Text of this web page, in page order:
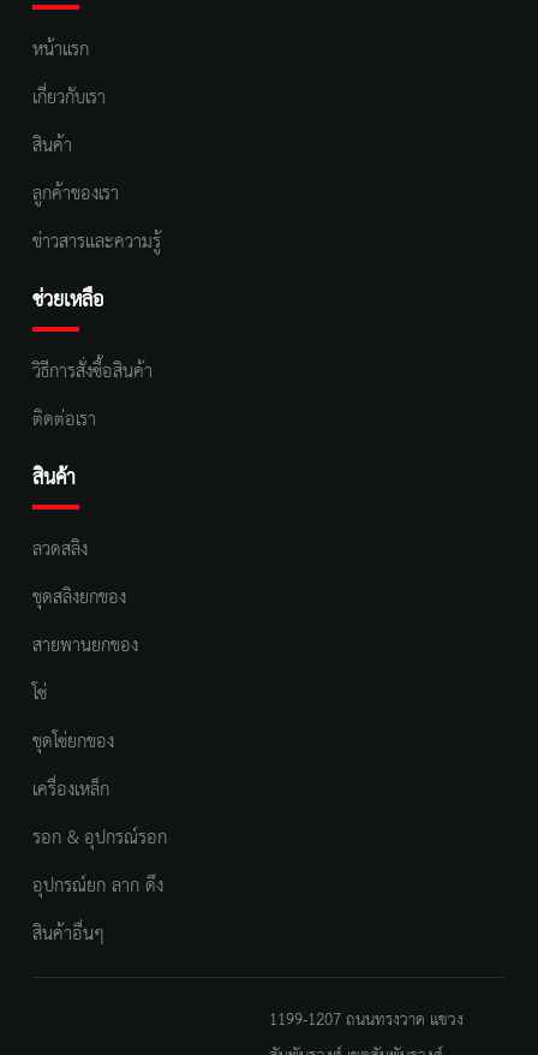
หน้าแรก
เกี่ยวกับเรา
สินค้า
ลูกค้าของเรา
ข่าวสารและความรู้
ช่วยเหลือ
วิธีการสั่งซื้อสินค้า
ติดต่อเรา
สินค้า
ลวดสลิง
ชุดสลิงยกของ
สายพานยกของ
โซ่
ชุดโซ่ยกของ
เครื่องเหล็ก
รอก & อุปกรณ์รอก
อุปกรณ์ยก ลาก ดึง
สินค้าอื่นๆ
1199-1207 ถนนทรงวาด แขวง